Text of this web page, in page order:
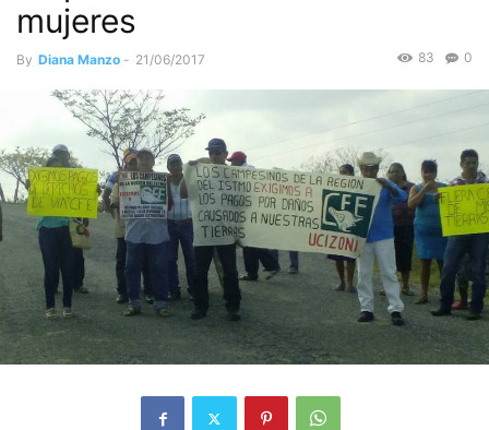
mujeres
By Diana Manzo - 21/06/2017 0
83